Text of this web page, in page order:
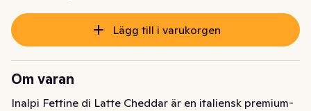
Lägg till i varukorgen
Om varan
Inalpi Fettine di Latte Cheddar är en italiensk premium-